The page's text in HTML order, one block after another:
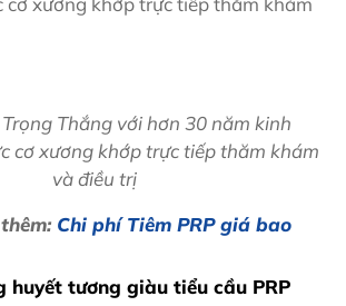
Thắng với hơn 30 năm kinh
cơ xương khớp trực tiếp thăm khám
và điều trị
Chi phí Tiêm PRP giá bao
huyết tương giàu tiểu cầu PRP